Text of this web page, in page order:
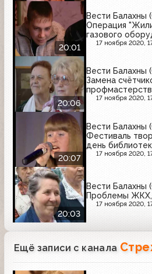
20:01
Вести Балахны
Операция
газового
17 ноября 2020,
20:06
Вести Балахны
Замена
17 ноября 2020,
20:07
Вести Балахны
Фестиваль
день
17 ноября 2020,
20:03
Вести Балахны
Проблемы
17 ноября 2020,
Ещё записи с канала